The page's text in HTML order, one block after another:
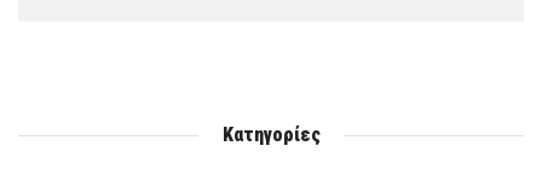
Κατηγορίες